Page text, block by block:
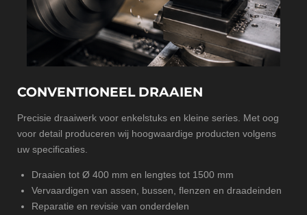
CONVENTIONEEL DRAAIEN
Precisie draaiwerk voor enkelstuks en kleine series. Met oog
voor detail produceren wij hoogwaardige producten volgens
uw specificaties.
Draaien tot Ø 400 mm en lengtes tot 1500 mm
Vervaardigen van assen, bussen, flenzen en draadeinden
Reparatie en revisie van onderdelen